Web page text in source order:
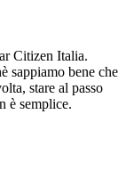
Citizen Italia.
sappiamo bene che
stare al passo
è semplice.